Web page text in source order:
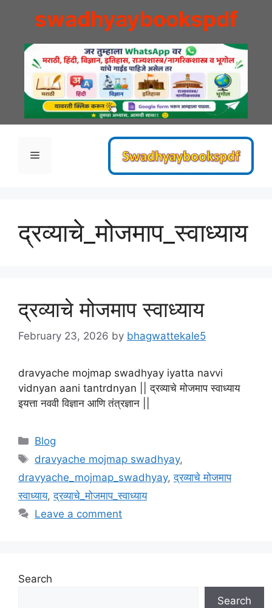
swadhyaybookspdf
Menu
द्रव्याचे_मोजमाप_स्वाध्याय
द्रव्याचे मोजमाप स्वाध्याय
February 23, 2026 by bhagwattekale5
dravyache mojmap swadhyay iyatta navvi
vidnyan aani tantrdnyan || द्रव्याचे मोजमाप स्वाध्याय
इयत्ता नववी विज्ञान आणि तंत्रज्ञान ||
Categories
Blog
Tags
dravyache mojmap swadhyay,
dravyache_mojmap_swadhyay,द्रव्याचे मोजमाप
स्वाध्याय,द्रव्याचे_मोजमाप_स्वाध्याय
Leave a comment
Search
Search